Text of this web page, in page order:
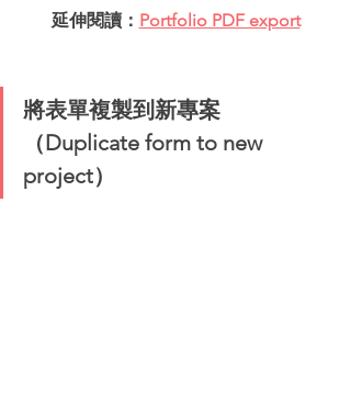
延伸閱讀： Portfolio PDF export
將表單複製到新專案
（Duplicate form to new
project）